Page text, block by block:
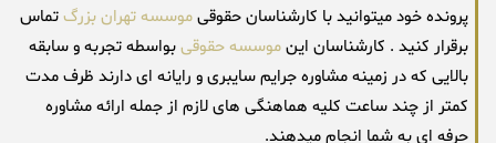
پرونده خود میتوانید با کارشناسان حقوقیموسسه تهران بزرگتماس
برقرار کنید . کارشناسان اینموسسه حقوقیبواسطه تجربه و سابقه
بالایی که در زمینه مشاوره جرایم سایبری و رایانه ای دارند ظرف مدت
کمتر از چند ساعت کلیه هماهنگی های لازم از جمله ارائه مشاوره
حرفه ای به شما انجام میدهند.